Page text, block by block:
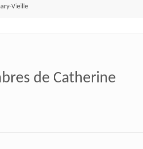
Vieille
de Catherine